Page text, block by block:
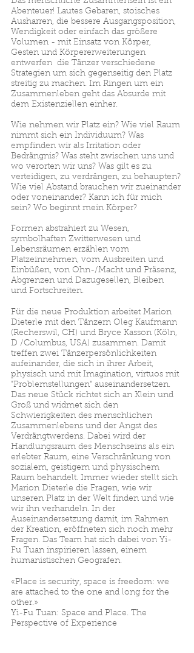
Abenteuer! Lautes Gebaren, stoisches
Ausharren, die bessere Ausgangsposition,
Wendigkeit oder einfach das größere
Volumen - mit Einsatz von Körper,
Gesten und Körpererweiterungen
entwerfen die Tänzer verschiedene
Strategien um sich gegenseitig den Platz
streitig zu machen. Im Ringen um ein
Zusammenleben geht das Absurde mit
dem Existenziellen einher.
Wie nehmen wir Platz ein? Wie viel Raum
nimmt sich ein Individuum? Was
empfinden wir als Irritation oder
Bedrängnis? Was steht zwischen uns und
wo verorten wir uns? Was gilt es zu
verteidigen, zu verdrängen, zu behaupten?
Wie viel Abstand brauchen wir zueinander
oder voneinander? Kann ich für mich
sein? Wo beginnt mein Körper?
Formen abstrahiert zu Wesen,
symbolhaften Zwitterwesen und
Lebensräumen erzählen vom
Platzeinnehmen, vom Ausbreiten und
Einbüßen, von Ohn-/Macht und Präsenz,
Abgrenzen und Dazugesellen, Bleiben
und Fortschreiten.
Für die neue Produktion arbeitet Marion
Dieterle mit den Tänzern Oleg Kaufmann
(Recherswil, CH) und Bryce Kasson (Köln,
D /Columbus, USA) zusammen. Damit
treffen zwei Tänzerpersönlichkeiten
aufeinander, die sich in ihrer Arbeit,
physisch und mit Imagination, virtuos mit
"Problemstellungen" auseinandersetzen.
Das neue Stück richtet sich an Klein und
Groß und widmet sich den
Schwierigkeiten des menschlichen
Zusammenlebens und der Angst des
Verdrängtwerdens. Dabei wird der
Handlungsraum des Menschseins als ein
erlebter Raum, eine Verschränkung von
sozialem, geistigem und physischem
Raum behandelt. Immer wieder stellt sich
Marion Dieterle die Fragen, wie wir
unseren Platz in der Welt finden und wie
wir ihn verhandeln. In der
Auseinandersetzung damit, im Rahmen
der Kreation, eröffneten sich noch mehr
Fragen. Das Team hat sich dabei von Yi-
Fu Tuan inspirieren lassen, einem
humanistischen Geografen.
«Place is security, space is freedom: we
are attached to the one and long for the
other.»
Yi-Fu Tuan: Space and Place. The
Perspective of Experience